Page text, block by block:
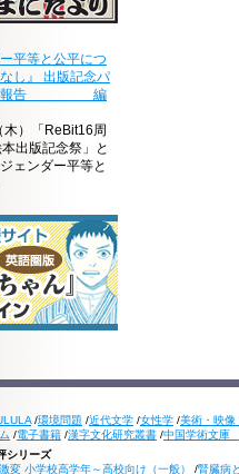
ー平等と公平につ
し』 出版記念パ
の報告 編
木）「ReBit16周
出版記念祭」と
ェンダー平等と
/環境問題 /近代文学 /女性学 /美術・映像
/電子書籍 /漢字文化研究叢書 /中国学術文庫
シリーズ
変 小学校高学年～高校向け（一般）
/腎臓病